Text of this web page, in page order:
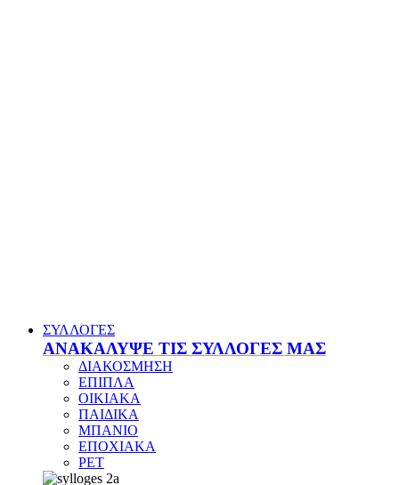
ΣΥΛΛΟΓΕΣ
ΑΝΑΚΑΛΥΨΕ ΤΙΣ ΣΥΛΛΟΓΕΣ ΜΑΣ
ΔΙΑΚΟΣΜΗΣΗ
ΕΠΙΠΛΑ
ΟΙΚΙΑΚΑ
ΠΑΙΔΙΚΑ
ΜΠΑΝΙΟ
ΕΠΟΧΙΑΚΑ
PET